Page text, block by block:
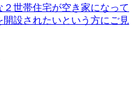
世帯住宅が空き家になって
設されたいという方にご見